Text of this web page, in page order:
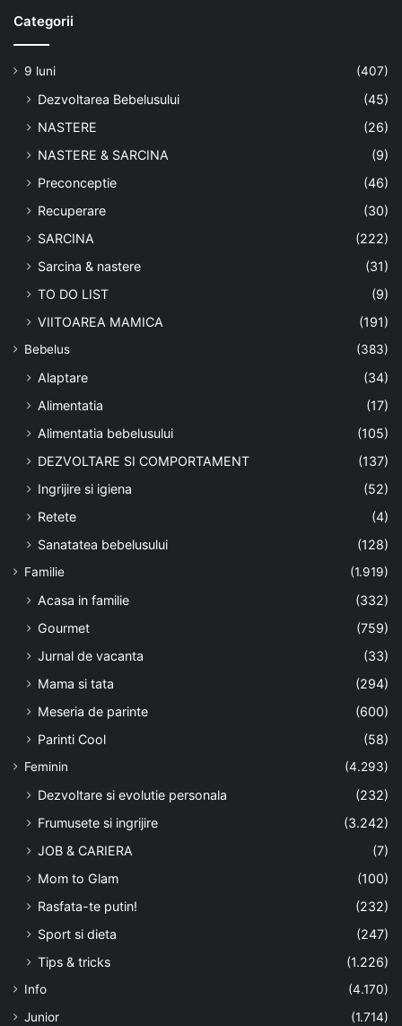
Categorii
9 luni (407)
Dezvoltarea Bebelusului
(45)
NASTERE
(26)
NASTERE & SARCINA
(9)
Preconceptie
(46)
Recuperare
(30)
SARCINA
(222)
Sarcina & nastere
(31)
TO DO LIST
(9)
VIITOAREA MAMICA
(191)
Bebelus (383)
Alaptare
(34)
Alimentatia
(17)
Alimentatia bebelusului
(105)
DEZVOLTARE SI COMPORTAMENT
(137)
Ingrijire si igiena
(52)
Retete
(4)
Sanatatea bebelusului
(128)
Familie (1.919)
Acasa in familie
(332)
Gourmet
(759)
Jurnal de vacanta
(33)
Mama si tata
(294)
Meseria de parinte
(600)
Parinti Cool
(58)
Feminin (4.293)
Dezvoltare si evolutie personala
(232)
Frumusete si ingrijire
(3.242)
JOB & CARIERA
(7)
Mom to Glam
(100)
Rasfata-te putin!
(232)
Sport si dieta
(247)
Tips & tricks
(1.226)
Info
(4.170)
Junior
(1.714)